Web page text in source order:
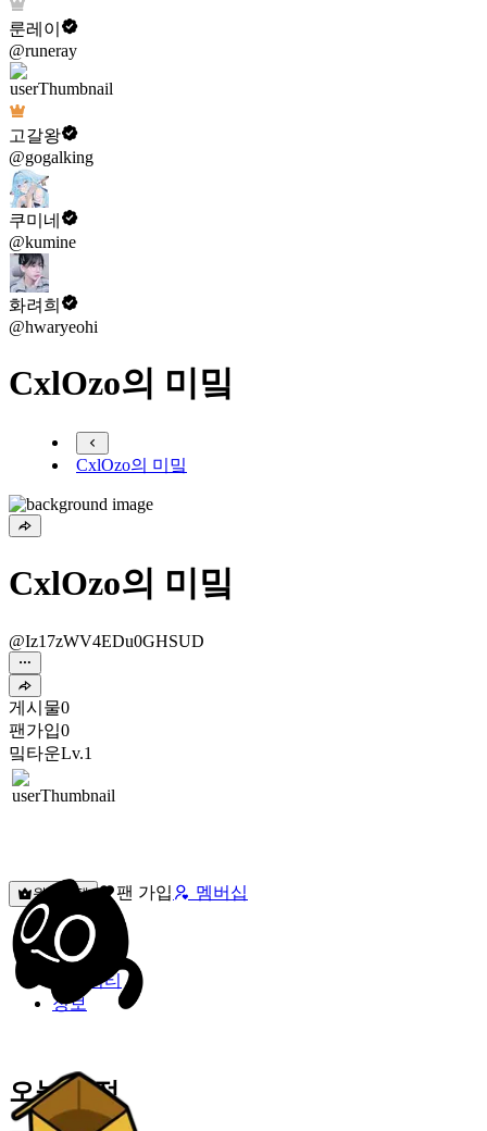
룬레이
@runeray
고갈왕
@gogalking
쿠미네
@kumine
화려희
@hwaryeohi
CxlOzo의 미밐
CxlOzo의 미밐
CxlOzo의 미밐
@Iz17zWV4EDu0GHSUD
게시물0
팬가입0
밐타운Lv.1
원픽선택 팬 가입 멤버십
밐타운
피드
커뮤니티
정보
오늘 일정